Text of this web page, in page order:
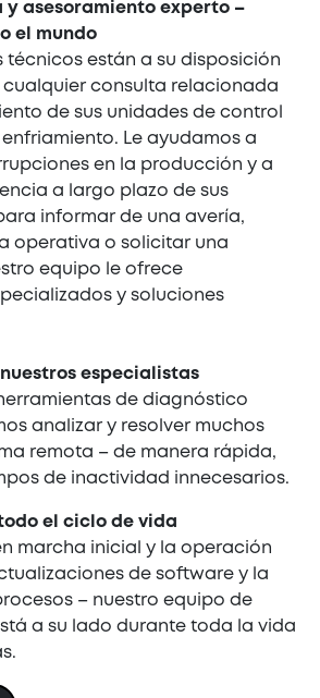
asesoramiento experto –
el mundo
técnicos están a su disposición
consulta relacionada
de sus unidades de control
Le ayudamos a
en la producción y a
a largo plazo de sus
informar de una avería,
operativa o solicitar una
equipo le ofrece
y soluciones
especialistas
de diagnóstico
analizar y resolver muchos
remota – de manera rápida,
de inactividad innecesarios.
el ciclo de vida
marcha inicial y la operación
de software y la
– nuestro equipo de
a su lado durante toda la vida